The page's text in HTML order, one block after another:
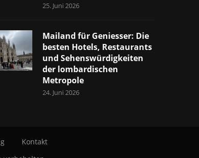
25. Juni 2026
Mailand für Geniesser: Die
besten Hotels, Restaurants
und Sehenswürdigkeiten
der lombardischen
Metropole
24. Juni 2026
Kontakt